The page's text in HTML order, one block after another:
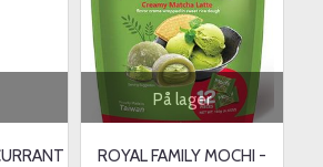
På lager
ROYAL FAMILY MOCHI -